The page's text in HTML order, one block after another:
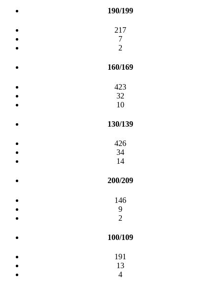
190/199
217
7
2
160/169
423
32
10
130/139
426
34
14
200/209
146
9
2
100/109
191
13
4